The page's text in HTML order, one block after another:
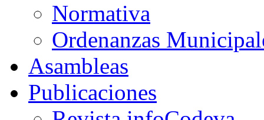
Normativa
Ordenanzas
Asambleas
Publicaciones